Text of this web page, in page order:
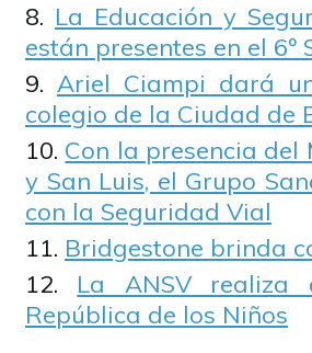
La Educación y
están presentes en el
Ariel Ciampi dará
colegio de la Ciudad de
Con la presencia del
y San Luis, el Grupo
con la Seguridad Vial
Bridgestone brinda
La ANSV realiza
República de los Niños